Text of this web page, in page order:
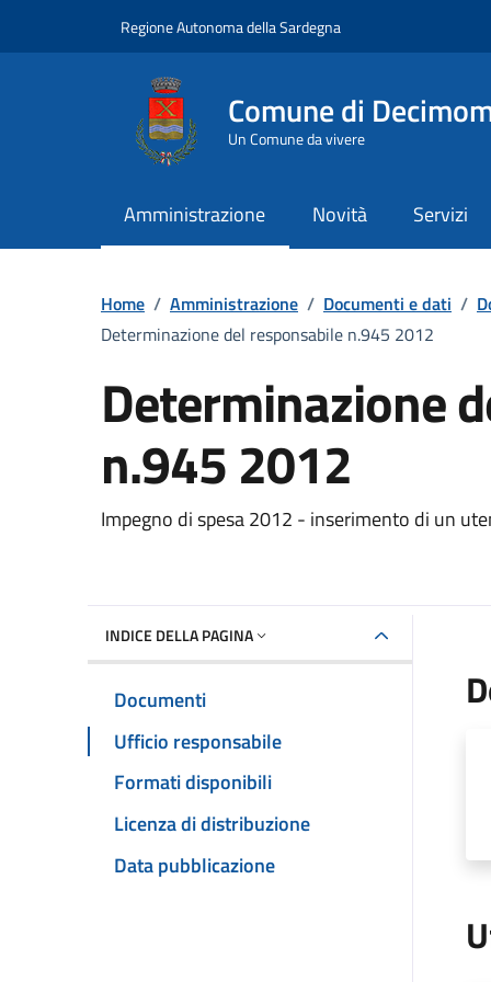
Regione Autonoma della Sardegna
Comune di
Un Comune da vivere
Amministrazione Novità Servizi
Home / Amministrazione / Documenti e dati /
Determinazione del responsabile n.945 2012
Determinazione
n.945 2012
Dettaglio del documento
Impegno di spesa 2012 - inserimento di un
INDICE DELLA PAGINA
Documenti
Ufficio responsabile
Formati disponibili
Licenza di distribuzione
Data pubblicazione